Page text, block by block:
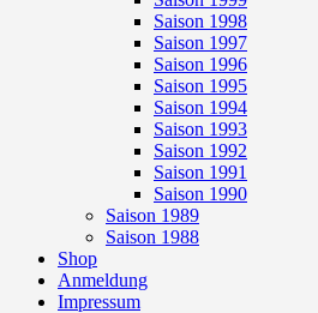
Saison 1998
Saison 1997
Saison 1996
Saison 1995
Saison 1994
Saison 1993
Saison 1992
Saison 1991
Saison 1990
Saison 1989
Saison 1988
Shop
Anmeldung
Impressum